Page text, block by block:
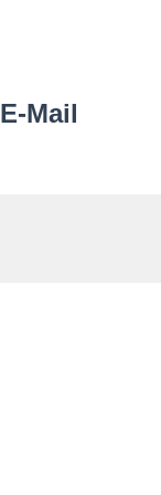
E-Mail